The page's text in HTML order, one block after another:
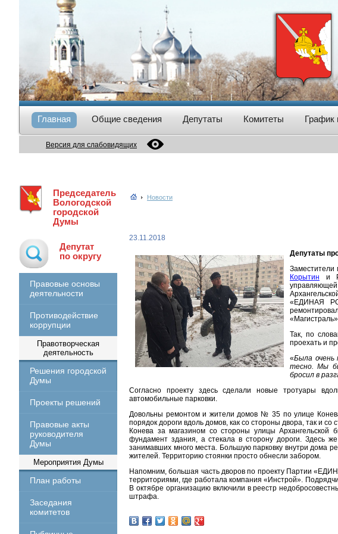
Главная Общие сведения Депутаты Комитеты График
Версия для слабовидящих
Председатель
Вологодской
городской
Думы
Депутат
по округу
Правовые основы
деятельности
Противодействие
коррупции
Правотворческая
деятельность
Решения городской
Думы
Проекты решений
Правовые акты
руководителя
Думы
Мероприятия Думы
План работы
Заседания
комитетов
Новости
23.11.2018
Депутаты
Заместители
Корытин и
«ЕДИНАЯ
Так, по
проехать и
«Была очень
тесно. Мы
бросил в
Согласно проекту здесь сделали новые тротуары
автомобильные парковки.
Довольны ремонтом и жители домов № 35 по улице
порядок дороги вдоль домов, как со стороны двора, так и
Конева за магазином со стороны улицы
фундамент здания, а стекала в сторону дороги. Здесь
занимавших много места. Большую парковку внутри дома
жителей. Территорию стоянки просто обнесли забором.
Напомним, большая часть дворов по проекту Партии
территориями, где работала компания «Инстрой».
В октябре организацию включили в реестр
штрафа.